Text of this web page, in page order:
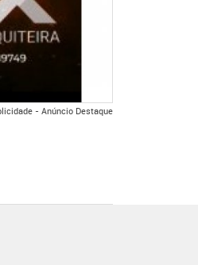
- Anúncio Destaque